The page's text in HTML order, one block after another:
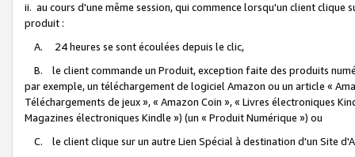
ii. au cours d'une même session, qui commence lorsqu'un client
produit :
A. 24 heures se sont écoulées depuis le clic,
B. le client commande un Produit, exception faite des produits
par exemple, un téléchargement de logiciel Amazon ou un article «
Téléchargements de jeux », « Amazon Coin », « Livres électroniques
Magazines électroniques Kindle ») (un « Produit Numérique ») ou
C. le client clique sur un autre Lien Spécial à destination d'un Site